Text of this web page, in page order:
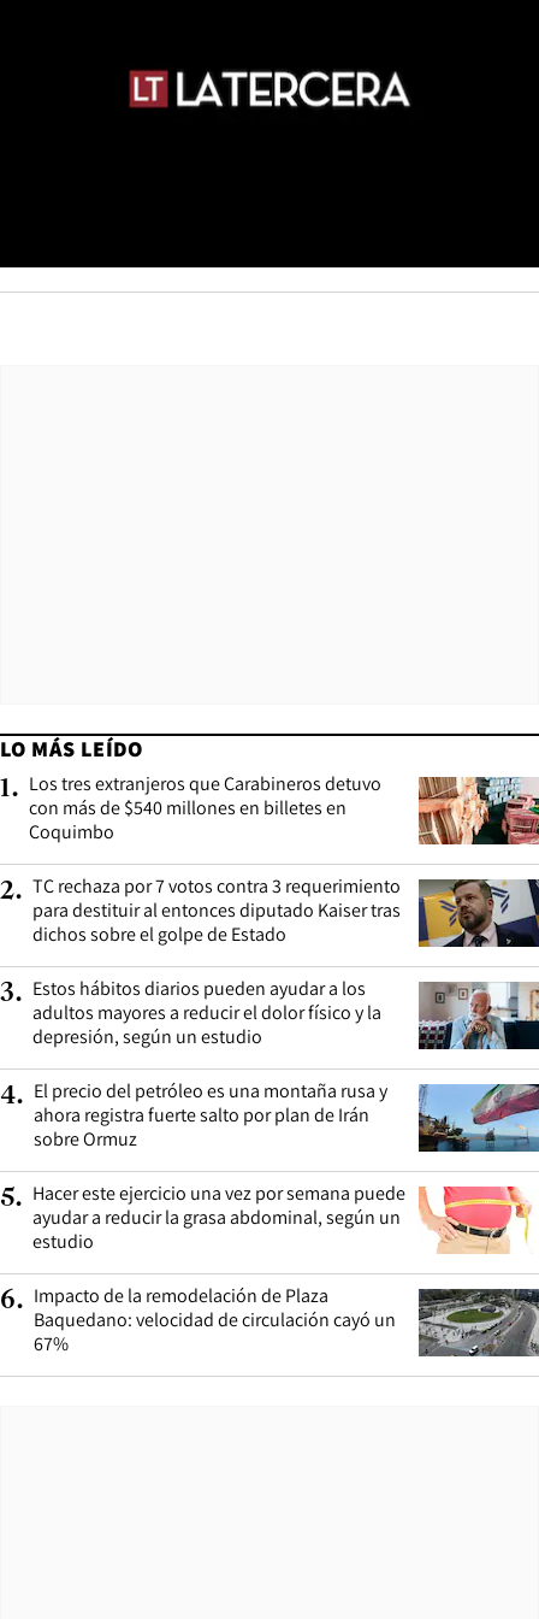
LO MÁS LEÍDO
1. Los tres extranjeros que Carabineros detuvo
con más de $540 millones en billetes en
Coquimbo
2. TC rechaza por 7 votos contra 3 requerimiento
para destituir al entonces diputado Kaiser tras
dichos sobre el golpe de Estado
3. Estos hábitos diarios pueden ayudar a los
adultos mayores a reducir el dolor físico y la
depresión, según un estudio
4. El precio del petróleo es una montaña rusa y
ahora registra fuerte salto por plan de Irán
sobre Ormuz
5. Hacer este ejercicio una vez por semana puede
ayudar a reducir la grasa abdominal, según un
estudio
6. Impacto de la remodelación de Plaza
Baquedano: velocidad de circulación cayó un
67%